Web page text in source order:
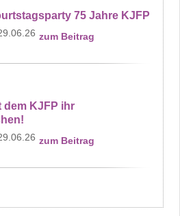
75 Jahre KJFP
zum Beitrag
dem KJFP ihr
zum Beitrag